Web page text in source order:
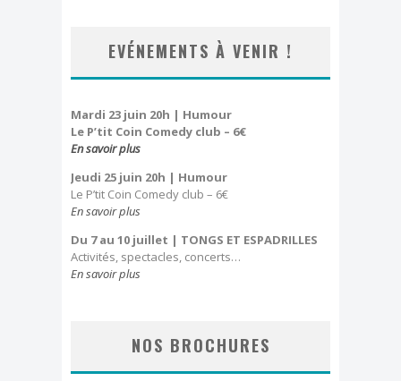
EVÉNEMENTS À VENIR !
Mardi 23 juin 20h | Humour
Le P’tit Coin Comedy club – 6€
En savoir plus
Jeudi 25 juin 20h | Humour
Le P’tit Coin Comedy club – 6€
En savoir plus
Du 7 au 10 juillet | TONGS ET ESPADRILLES
Activités, spectacles, concerts…
En savoir plus
NOS BROCHURES